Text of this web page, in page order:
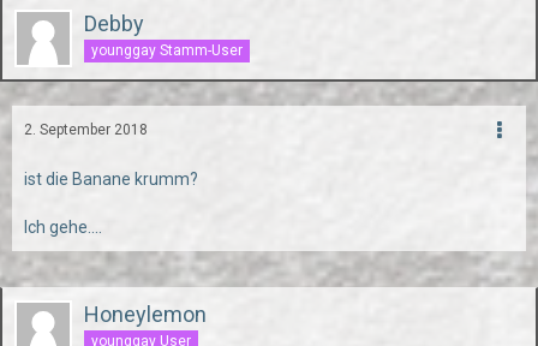
Debby
younggay Stamm-User
2. September 2018
ist die Banane krumm?
Ich gehe....
Honeylemon
younggay User